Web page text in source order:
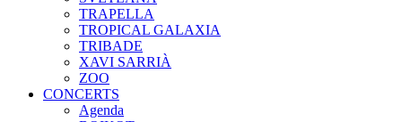
TRAPELLA
TROPICAL GALAXIA
TRIBADE
XAVI SARRIÀ
ZOO
CONCERTS
Agenda